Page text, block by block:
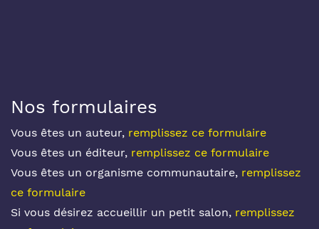
Nos formulaires
Vous êtes un auteur, remplissez ce formulaire
Vous êtes un éditeur, remplissez ce formulaire
Vous êtes un organisme communautaire, remplissez
ce formulaire
Si vous désirez accueillir un petit salon, remplissez